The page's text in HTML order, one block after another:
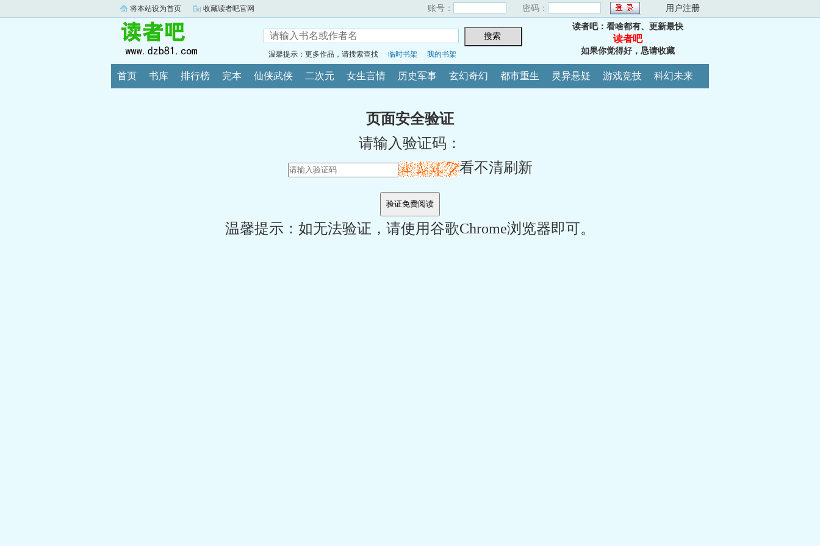
将本站设为首页 收藏读者吧官网 账号： 密码： 用户注册
温馨提示：更多作品，请搜索查找 临时书架 我的书架
读者吧：看啥都有、更新最快
读者吧
如果你觉得好，恳请收藏
首页 书库 排行榜 完本 仙侠武侠 二次元 女生言情 历史军事 玄幻奇幻 都市重生 灵异悬疑 游戏竞技 科幻未来
页面安全验证
请输入验证码：
看不清刷新
温馨提示：如无法验证，请使用谷歌Chrome浏览器即可。